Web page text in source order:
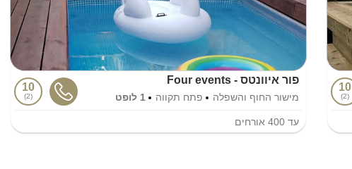
10
2
פור איוונטס - Four events
מישור החוף והשפלה פתח תקווה 1 לופט
10
2
עד 400אורחים